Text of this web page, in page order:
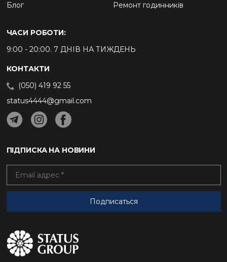
Блог
Ремонт годинників
ЧАСИ РОБОТИ:
9:00 - 20:00. 7 ДНІВ НА ТИЖДЕНЬ
КОНТАКТИ
(050) 419 92 55
status4444@gmail.com
ПІДПИСКА НА НОВИНИ